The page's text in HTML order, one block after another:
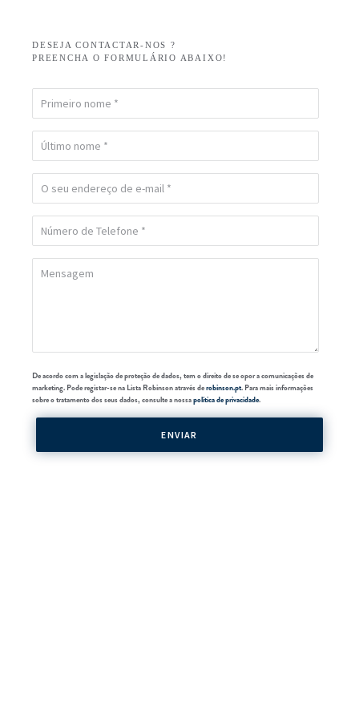
DESEJA CONTACTAR-NOS ?
PREENCHA O FORMULÁRIO ABAIXO!
De acordo com a legislação de proteção de dados, tem o direito de se opor a comunicações de
marketing. Pode registar-se na Lista Robinson através derobinson.pt. Para mais informações
sobre o tratamento dos seus dados, consulte a nossapolítica de privacidade.